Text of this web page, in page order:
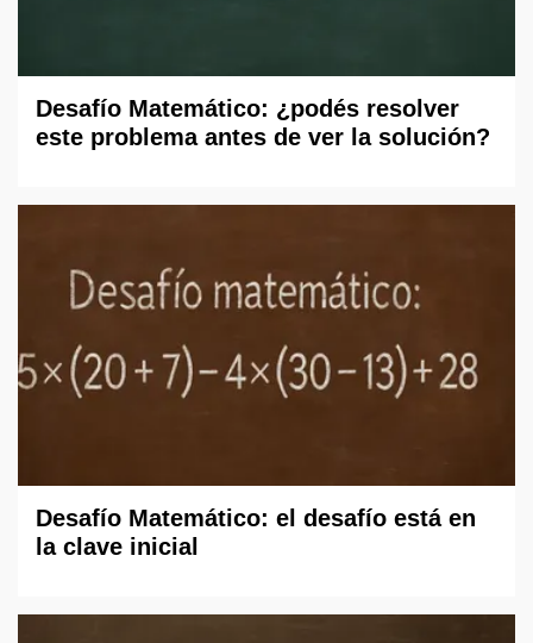
Desafío Matemático: ¿podés resolver
este problema antes de ver la solución?
Desafío Matemático: el desafío está en
la clave inicial